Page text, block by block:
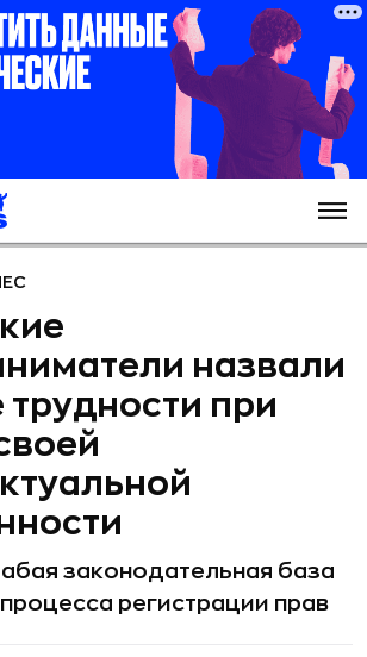
назвали
при
законодательная база
регистрации прав